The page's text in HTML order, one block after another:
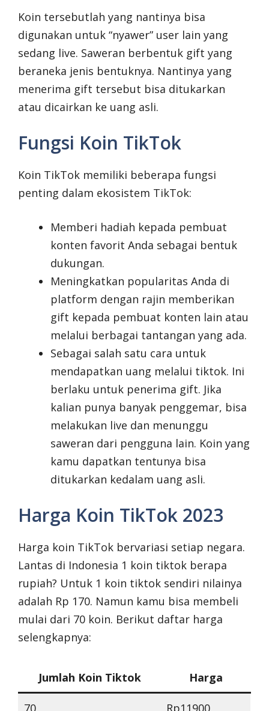
Koin tersebutlah yang nantinya bisa
digunakan untuk “nyawer” user lain yang
sedang live. Saweran berbentuk gift yang
beraneka jenis bentuknya. Nantinya yang
menerima gift tersebut bisa ditukarkan
atau dicairkan ke uang asli.
Fungsi Koin TikTok
Koin TikTok memiliki beberapa fungsi
penting dalam ekosistem TikTok:
Memberi hadiah kepada pembuat
konten favorit Anda sebagai bentuk
dukungan.
Meningkatkan popularitas Anda di
platform dengan rajin memberikan
gift kepada pembuat konten lain atau
melalui berbagai tantangan yang ada.
Sebagai salah satu cara untuk
mendapatkan uang melalui tiktok. Ini
berlaku untuk penerima gift. Jika
kalian punya banyak penggemar, bisa
melakukan live dan menunggu
saweran dari pengguna lain. Koin yang
kamu dapatkan tentunya bisa
ditukarkan kedalam uang asli.
Harga Koin TikTok 2023
Harga koin TikTok bervariasi setiap negara.
Lantas di Indonesia 1 koin tiktok berapa
rupiah? Untuk 1 koin tiktok sendiri nilainya
adalah Rp 170. Namun kamu bisa membeli
mulai dari 70 koin. Berikut daftar harga
selengkapnya:
Jumlah Koin Tiktok Harga